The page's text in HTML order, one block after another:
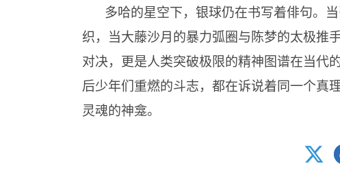
多哈的星空下，银球仍在书写着俳句。
织，当大藤沙月的暴力弧圈与陈梦的太极推
对决，更是人类突破极限的精神图谱在当代
后少年们重燃的斗志，都在诉说着同一个真
灵魂的神龛。